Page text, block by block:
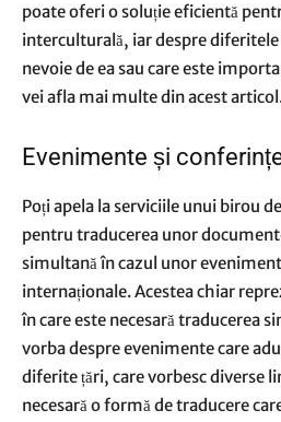
poate oferi o soluție eficientă
interculturală, iar despre diferitele
nevoie de ea sau care este
vei afla mai multe din acest
Evenimente și
Poți apela la serviciile unui birou
pentru traducerea unor
simultană în cazul unor
internaționale. Acestea chiar
în care este necesară traducerea
vorba despre evenimente care
diferite țări, care vorbesc diverse
necesară o formă de traducere